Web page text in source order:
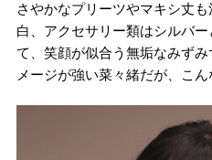
さやかなプリーツやマキシ丈
白、アクセサリー類はシルバ
て、笑顔が似合う無垢なみず
メージが強い菜々緒だが、こ